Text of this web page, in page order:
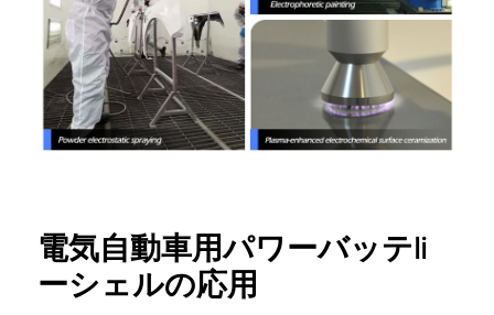
電気自動車用パワーバッテli
ーシェルの応用